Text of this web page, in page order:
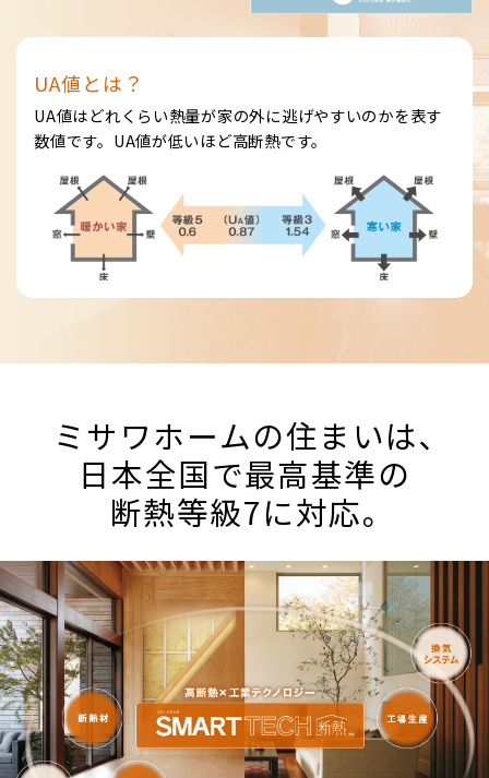
UA値とは？
UA値はどれくらい熱量が家の外に逃げやすいのかを表す
数値です。UA値が低いほど高断熱です。
ミサワホームの住まいは､
日本全国で最高基準の
断熱等級7に対応｡